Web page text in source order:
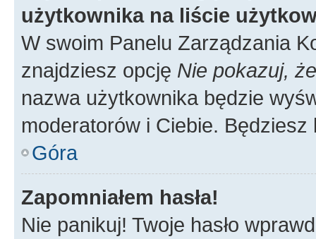
użytkownika na liście
W swoim Panelu Zarządzania
znajdziesz opcję Nie pokazuj,
nazwa użytkownika będzie
moderatorów i Ciebie.
Góra
Zapomniałem hasła!
Nie panikuj! Twoje hasło